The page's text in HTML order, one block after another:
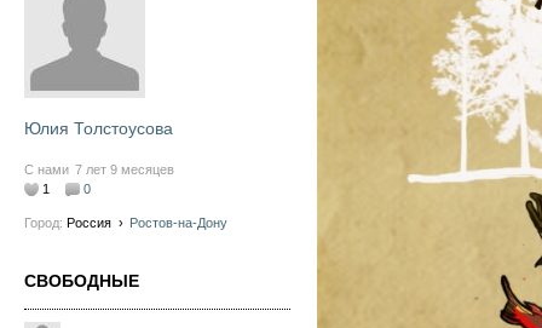
Юлия Толстоусова
С нами 7 лет 9 месяцев
1
0
Город: Россия › Ростов-на-Дону
СВОБОДНЫЕ